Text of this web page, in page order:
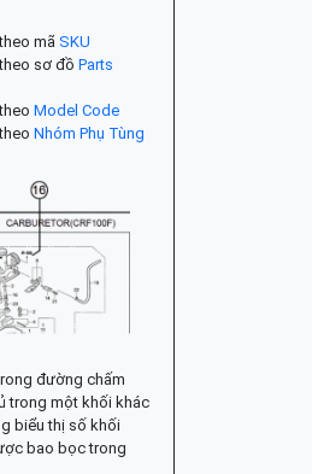
mãSKU
sơ đồ Parts
Model Code
Nhóm Phụ Tùng
đường chấm
trong một khối khác
biểu thị số khối
bao bọc trong